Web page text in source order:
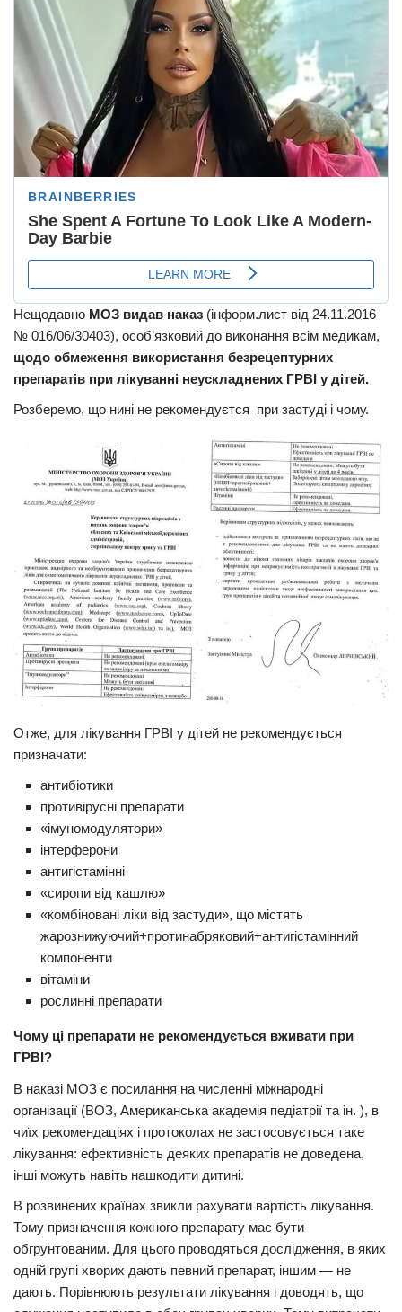
Нещодавно МОЗ видав наказ (інформ.лист від 24.11.2016
№ 016/06/30403), особ’язковий до виконання всім медикам,
щодо обмеження використання безрецептурних
препаратів при лікуванні неускладнених ГРВІ у дітей.
Розберемо, що нині не рекомендуєтся при застуді і чому.
Отже, для лікування ГРВІ у дітей не рекомендується
призначати:
антибіотики
противірусні препарати
«імуномодулятори»
інтерферони
антигістамінні
«сиропи від кашлю»
«комбіновані ліки від застуди», що містять
жарознижуючий+протинабряковий+антигістамінний
компоненти
вітаміни
рослинні препарати
Чому ці препарати не рекомендується вживати при
ГРВІ?
В наказі МОЗ є посилання на численні міжнародні
організації (ВОЗ, Американська академія педіатрії та ін. ), в
чиїх рекомендаціях і протоколах не застосовується таке
лікування: ефективність деяких препаратів не доведена,
інші можуть навіть нашкодити дитині.
В розвинених країнах звикли рахувати вартість лікування.
Тому призначення кожного препарату має бути
обгрунтованим. Для цього проводяться дослідження, в яких
одній групі хворих дають певний препарат, іншим — не
дають. Порівнюють результати лікування і доводять, що